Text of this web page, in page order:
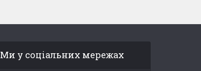
Ми у соціальних мережах